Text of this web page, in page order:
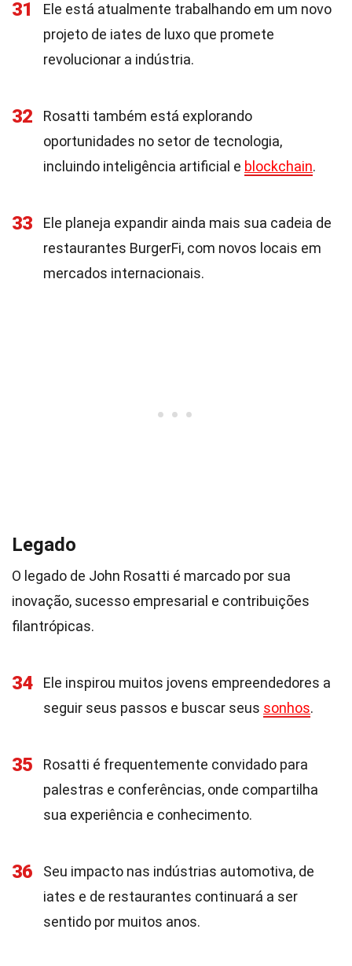
31
Ele está atualmente trabalhando em um novo
projeto de iates de luxo que promete
revolucionar a indústria.
32
Rosatti também está explorando
oportunidades no setor de tecnologia,
incluindo inteligência artificial e blockchain.
33
Ele planeja expandir ainda mais sua cadeia de
restaurantes BurgerFi, com novos locais em
mercados internacionais.
Legado
O legado de John Rosatti é marcado por sua
inovação, sucesso empresarial e contribuições
filantrópicas.
34
Ele inspirou muitos jovens empreendedores a
seguir seus passos e buscar seus sonhos.
35
Rosatti é frequentemente convidado para
palestras e conferências, onde compartilha
sua experiência e conhecimento.
36
Seu impacto nas indústrias automotiva, de
iates e de restaurantes continuará a ser
sentido por muitos anos.